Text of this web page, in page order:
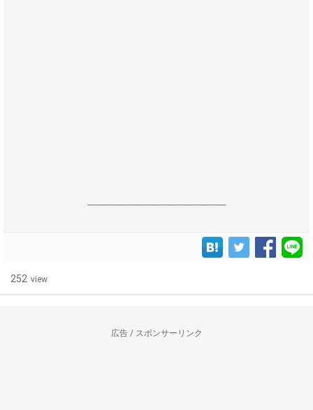
------------------------------------------------------------------
252 view
広告 / スポンサーリンク